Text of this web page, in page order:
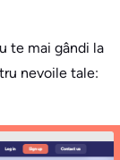
te mai gândi la
nevoile tale: